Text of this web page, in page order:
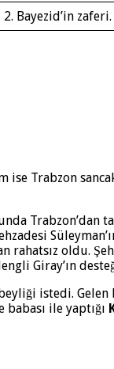
2. Bayezid’in zaferi.
ise Trabzon
rahatsız oldu.
Giray’ın
istedi. Gelen
ile yaptığı